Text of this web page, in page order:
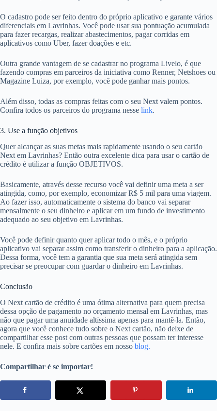
O cadastro pode ser feito dentro do próprio aplicativo e garante vários
diferenciais em Lavrinhas. Você pode usar sua pontuação acumulada
para fazer recargas, realizar abastecimentos, pagar corridas em
aplicativos como Uber, fazer doações e etc.
Outra grande vantagem de se cadastrar no programa Livelo, é que
fazendo compras em parceiros da iniciativa como Renner, Netshoes ou
Magazine Luiza, por exemplo, você pode ganhar mais pontos.
Além disso, todas as compras feitas com o seu Next valem pontos.
Confira todos os parceiros do programa nesse link.
3. Use a função objetivos
Quer alcançar as suas metas mais rapidamente usando o seu cartão
Next em Lavrinhas? Então outra excelente dica para usar o cartão de
crédito é utilizar a função OBJETIVOS.
Basicamente, através desse recurso você vai definir uma meta a ser
atingida, como, por exemplo, economizar R$ 5 mil para uma viagem.
Ao fazer isso, automaticamente o sistema do banco vai separar
mensalmente o seu dinheiro e aplicar em um fundo de investimento
adequado ao seu objetivo em Lavrinhas.
Você pode definir quanto quer aplicar todo o mês, e o próprio
aplicativo vai separar assim como transferir o dinheiro para a aplicação.
Dessa forma, você tem a garantia que sua meta será atingida sem
precisar se preocupar com guardar o dinheiro em Lavrinhas.
Conclusão
O Next cartão de crédito é uma ótima alternativa para quem precisa
dessa opção de pagamento no orçamento mensal em Lavrinhas, mas
não que pagar uma anuidade altíssima apenas para mantê-la. Então,
agora que você conhece tudo sobre o Next cartão, não deixe de
compartilhar esse post com outras pessoas que possam ter interesse
nele. E confira mais sobre cartões em nosso blog.
Compartilhar é se importar!